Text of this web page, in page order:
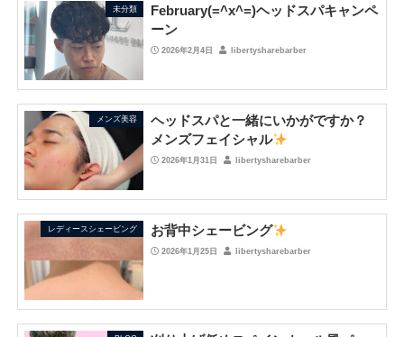
未分類
February(=^x^=)ヘッドスパキャンペ
ーン
2026年2月4日 libertysharebarber
メンズ美容
ヘッドスパと一緒にいかがですか？
メンズフェイシャル
2026年1月31日 libertysharebarber
レディースシェービング お背中シェービング
2026年1月25日 libertysharebarber